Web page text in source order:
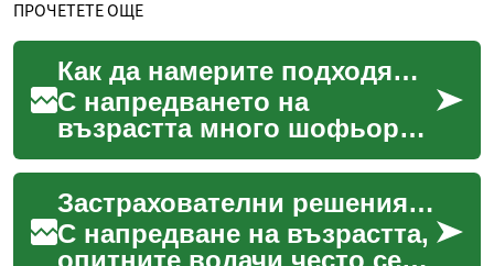
ПРОЧЕТЕТЕ ОЩЕ
Как да намерите подходяща автомобилна полица за зрели шофьори
С напредването на
възрастта много шофьори
се чудят как се променят
техните нужди от
автомобилна застраховка и
как да ...
Застрахователни решения за автомобили за зрели водачи
С напредване на възрастта,
опитните водачи често се